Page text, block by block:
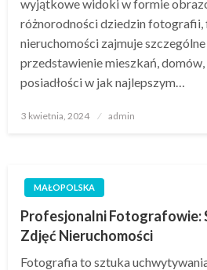
wyjątkowe widoki w formie
różnorodności dziedzin
nieruchomości zajmuje
przedstawienie mieszkań,
posiadłości w jak najlepszym…
Opublikowane
3 kwietnia, 2024 admin
MAŁOPOLSKA
Profesjonalni Fotografowie:
Zdjęć Nieruchomości
Fotografia to sztuka